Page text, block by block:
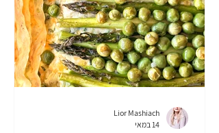
כרישה, ואני כבר שנים מ
Lior Mashiach
14 במאי